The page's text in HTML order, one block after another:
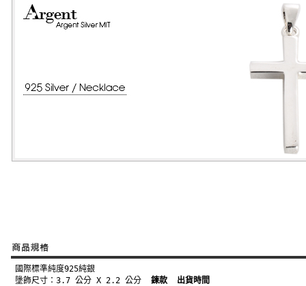
國際標準純度925純銀
墬飾尺寸：3.7 公分 X 2.2 公分
鍊款
出貨時間